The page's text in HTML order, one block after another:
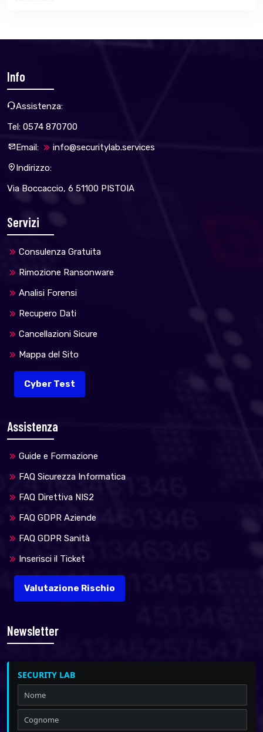
Info
Assistenza:
Tel: 0574 870700
Email:
info@securitylab.services
Indirizzo:
Via Boccaccio, 6 51100 PISTOIA
Servizi
Consulenza Gratuita
Rimozione Ransonware
Analisi Forensi
Recupero Dati
Cancellazioni Sicure
Mappa del Sito
Cyber Test
Assistenza
Guide e Formazione
FAQ Sicurezza Informatica
FAQ Direttiva NIS2
FAQ GDPR Aziende
FAQ GDPR Sanità
Inserisci il Ticket
Valutazione Rischio
Newsletter
SECURITY LAB